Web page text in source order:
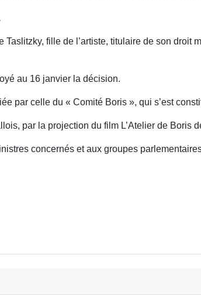
fille de l’artiste, titulaire de son droit
au 16 janvier la décision.
par celle du « Comité Boris », qui s’est
par la projection du film L’Atelier de Boris
concernés et aux groupes